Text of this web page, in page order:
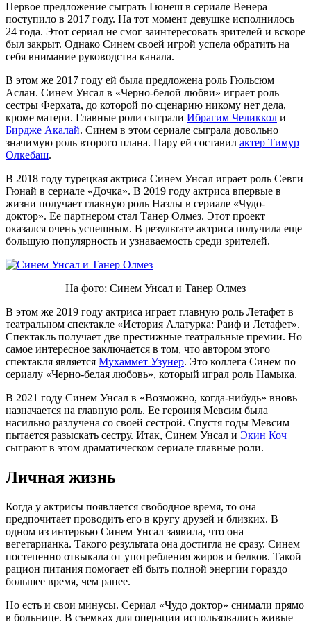
Первое предложение сыграть Гюнеш в сериале Венера
поступило в 2017 году. На тот момент девушке исполнилось
24 года. Этот сериал не смог заинтересовать зрителей и вскоре
был закрыт. Однако Синем своей игрой успела обратить на
себя внимание руководства канала.
В этом же 2017 году ей была предложена роль Гюльсюм
Аслан. Синем Унсал в «Черно-белой любви» играет роль
сестры Ферхата, до которой по сценарию никому нет дела,
кроме матери. Главные роли сыграли Ибрагим Челиккол и
Бирдже Акалай. Синем в этом сериале сыграла довольно
значимую роль второго плана. Пару ей составил актер Тимур
Олкебаш.
В 2018 году турецкая актриса Синем Унсал играет роль Севги
Гюнай в сериале «Дочка». В 2019 году актриса впервые в
жизни получает главную роль Назлы в сериале «Чудо-
доктор». Ее партнером стал Танер Олмез. Этот проект
оказался очень успешным. В результате актриса получила еще
большую популярность и узнаваемость среди зрителей.
На фото: Синем Унсал и Танер Олмез
В этом же 2019 году актриса играет главную роль Летафет в
театральном спектакле «История Алатурка: Раиф и Летафет».
Спектакль получает две престижные театральные премии. Но
самое интересное заключается в том, что автором этого
спектакля является Мухаммет Узунер. Это коллега Синем по
сериалу «Черно-белая любовь», который играл роль Намыка.
В 2021 году Синем Унсал в «Возможно, когда-нибудь» вновь
назначается на главную роль. Ее героиня Мевсим была
насильно разлучена со своей сестрой. Спустя годы Мевсим
пытается разыскать сестру. Итак, Синем Унсал и Экин Коч
сыграют в этом драматическом сериале главные роли.
Личная жизнь
Когда у актрисы появляется свободное время, то она
предпочитает проводить его в кругу друзей и близких. В
одном из интервью Синем Унсал заявила, что она
вегетарианка. Такого результата она достигла не сразу. Синем
постепенно отвыкала от употребления жиров и белков. Такой
рацион питания помогает ей быть полной энергии гораздо
большее время, чем ранее.
Но есть и свои минусы. Сериал «Чудо доктор» снимали прямо
в больнице. В съемках для операции использовались живые